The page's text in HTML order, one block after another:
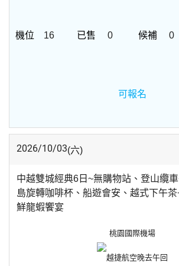
16 0 0
可報名
2026/10/03(六)
中越雙城經典6日~無購物站、登山纜
島旋轉咖啡杯、船遊會安、越式下午
鮮龍蝦饗宴
桃園國際機場
越捷航空晚去午回